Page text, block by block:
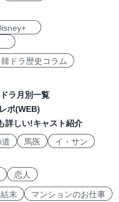
韓ドラ歴史コラム
ラ月別一覧
ポ(WEB)
詳しい!キャスト紹介
馬医
イ・サン
恋人
末
マンションのお仕事